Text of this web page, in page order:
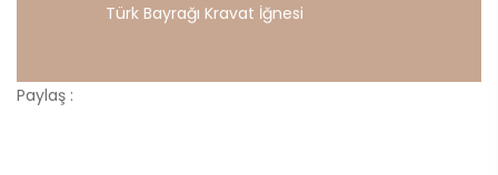
Türk Bayrağı Kravat İğnesi
Paylaş :